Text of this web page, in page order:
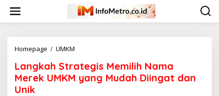
content
Homepage / UMKM
Memilih
Nama
Merek
Langkah Strategis Memilih Nama
Merek UMKM yang Mudah Diingat dan
Unik